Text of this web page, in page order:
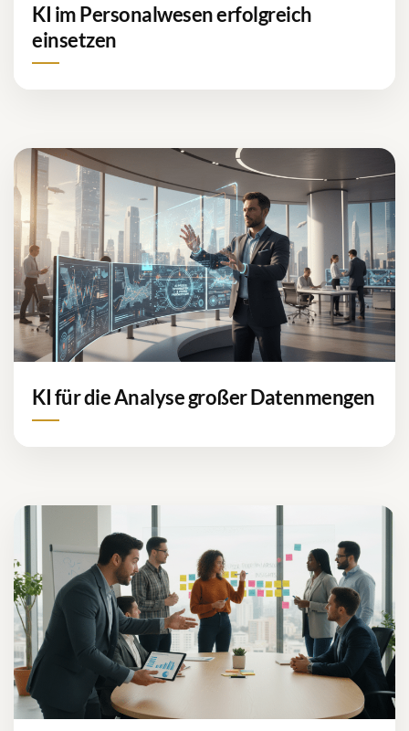
KI im Personalwesen erfolgreich
einsetzen
KI für die Analyse großer Datenmengen